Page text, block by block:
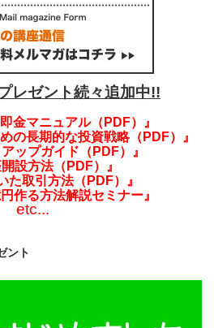
レゼント続々追加中!!
金マニュアル（PDF）』
の長期的な投資戦略（PDF）』
ップガイド（PDF）』
開設方法（PDF）』
た取引方法（PDF）』
作る方法解説セミナー』
etc...
ント